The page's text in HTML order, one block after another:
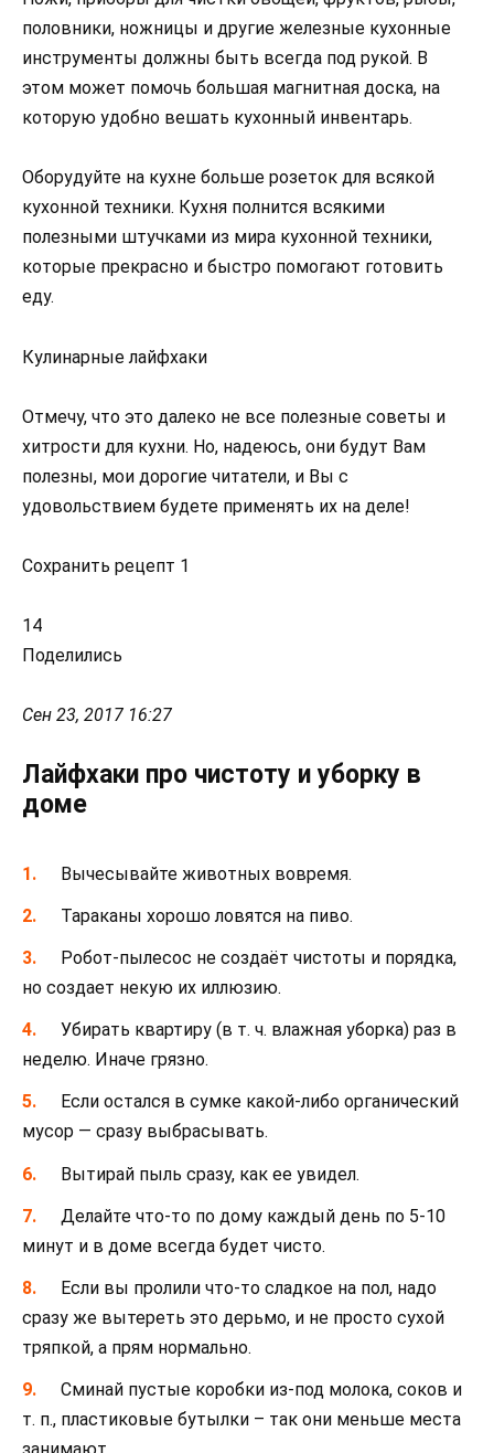
половники, ножницы и другие железные кухонные
инструменты должны быть всегда под рукой. В
этом может помочь большая магнитная доска, на
которую удобно вешать кухонный инвентарь.
Оборудуйте на кухне больше розеток для всякой
кухонной техники. Кухня полнится всякими
полезными штучками из мира кухонной техники,
которые прекрасно и быстро помогают готовить
еду.
Кулинарные лайфхаки
Отмечу, что это далеко не все полезные советы и
хитрости для кухни. Но, надеюсь, они будут Вам
полезны, мои дорогие читатели, и Вы с
удовольствием будете применять их на деле!
Сохранить рецепт 1
14
Поделились
Сен 23, 2017 16:27
Лайфхаки про чистоту и уборку в
доме
Вычесывайте животных вовремя.
Тараканы хорошо ловятся на пиво.
Робот-пылесос не создаёт чистоты и порядка,
но создает некую их иллюзию.
Убирать квартиру (в т. ч. влажная уборка) раз в
неделю. Иначе грязно.
Если остался в сумке какой-либо органический
мусор — сразу выбрасывать.
Вытирай пыль сразу, как ее увидел.
Делайте что-то по дому каждый день по 5-10
минут и в доме всегда будет чисто.
Если вы пролили что-то сладкое на пол, надо
сразу же вытереть это дерьмо, и не просто сухой
тряпкой, а прям нормально.
Сминай пустые коробки из-под молока, соков и
т. п., пластиковые бутылки – так они меньше места